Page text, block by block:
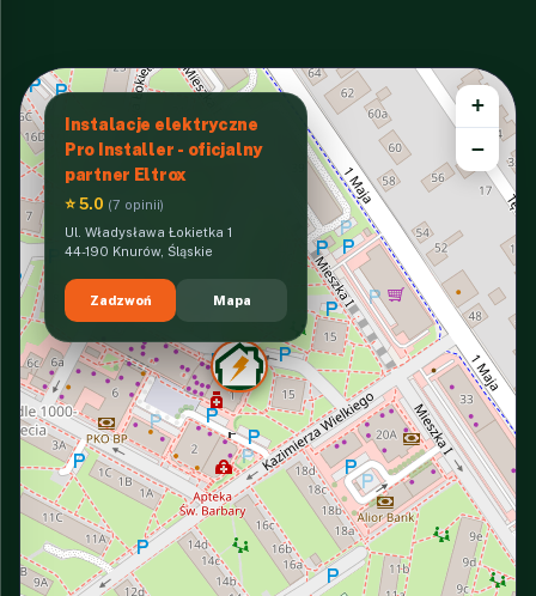
Instalacje elektryczne
Pro Installer - oficjalny
partner Eltrox
⭐ 5.0 (7 opinii)
Ul. Władysława Łokietka 1
44-190 Knurów, Śląskie
Zadzwoń Mapa
+
−